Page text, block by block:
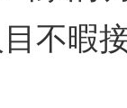
不暇